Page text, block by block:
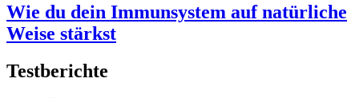
Wie du dein Immunsystem auf natürliche
Weise stärkst
Testberichte